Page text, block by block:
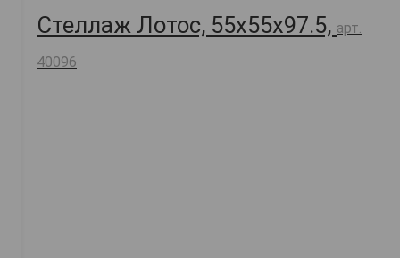
Стеллаж Лотос, 55х55х97.5, арт.
40096